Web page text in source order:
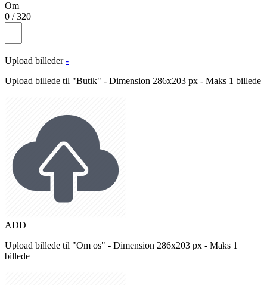
Om
0 /320
Upload billeder -
Upload billede til "Butik" - Dimension 286x203 px - Maks 1 billede
ADD
Upload billede til "Om os" - Dimension 286x203 px - Maks 1
billede